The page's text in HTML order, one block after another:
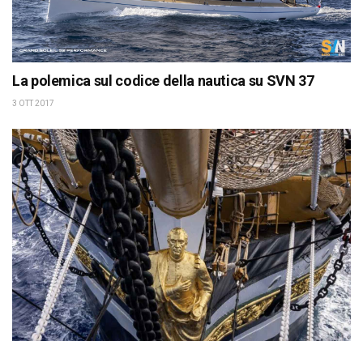
La polemica sul codice della nautica su SVN 37
3 OTT 2017